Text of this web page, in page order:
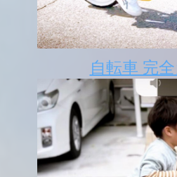
自転車 完